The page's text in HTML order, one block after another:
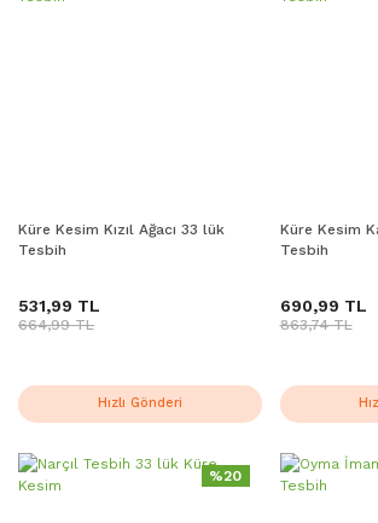
Küre Kesim Kızıl Ağacı 33 lük
Tesbih
531,99 TL
664,99 TL
Hızlı Gönderi
Küre Kesim
Tesbih
690,99 TL
863,74 TL
%20